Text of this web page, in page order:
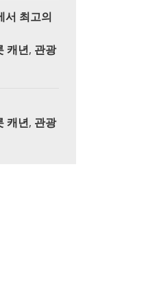
서 최고의
캐년, 관광
캐년, 관광